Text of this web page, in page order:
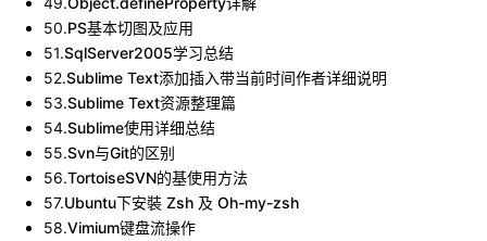
50.PS基本切图及应用
51.SqlServer2005学习总结
52.Sublime Text添加插入带当前时间作者详细说明
53.Sublime Text资源整理篇
54.Sublime使用详细总结
55.Svn与Git的区别
56.TortoiseSVN的基使用方法
57.Ubuntu下安裝 Zsh 及 Oh-my-zsh
58.Vimium键盘流操作